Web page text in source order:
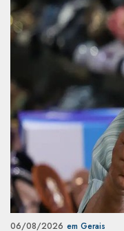
06/08/2026 em Gerais